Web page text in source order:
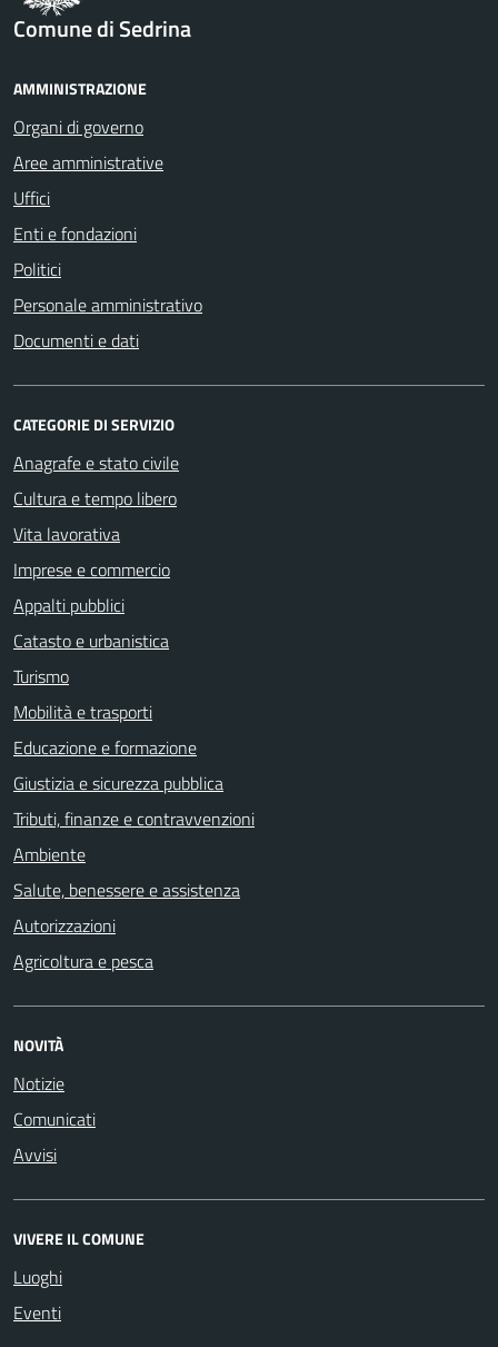
Comune di Sedrina
AMMINISTRAZIONE
Organi di governo
Aree amministrative
Uffici
Enti e fondazioni
Politici
Personale amministrativo
Documenti e dati
CATEGORIE DI SERVIZIO
Anagrafe e stato civile
Cultura e tempo libero
Vita lavorativa
Imprese e commercio
Appalti pubblici
Catasto e urbanistica
Turismo
Mobilità e trasporti
Educazione e formazione
Giustizia e sicurezza pubblica
Tributi, finanze e contravvenzioni
Ambiente
Salute, benessere e assistenza
Autorizzazioni
Agricoltura e pesca
NOVITÀ
Notizie
Comunicati
Avvisi
VIVERE IL COMUNE
Luoghi
Eventi